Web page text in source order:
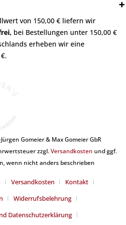
von 150,00 € liefern wir
bei Bestellungen unter 150,00 €
erheben wir eine
Gomeier & Max Gomeier GbR
zzgl.Versandkosten und ggf.
wenn nicht anders beschrieben
Versandkosten
Kontakt
Widerrufsbelehrung
Datenschutzerklärung